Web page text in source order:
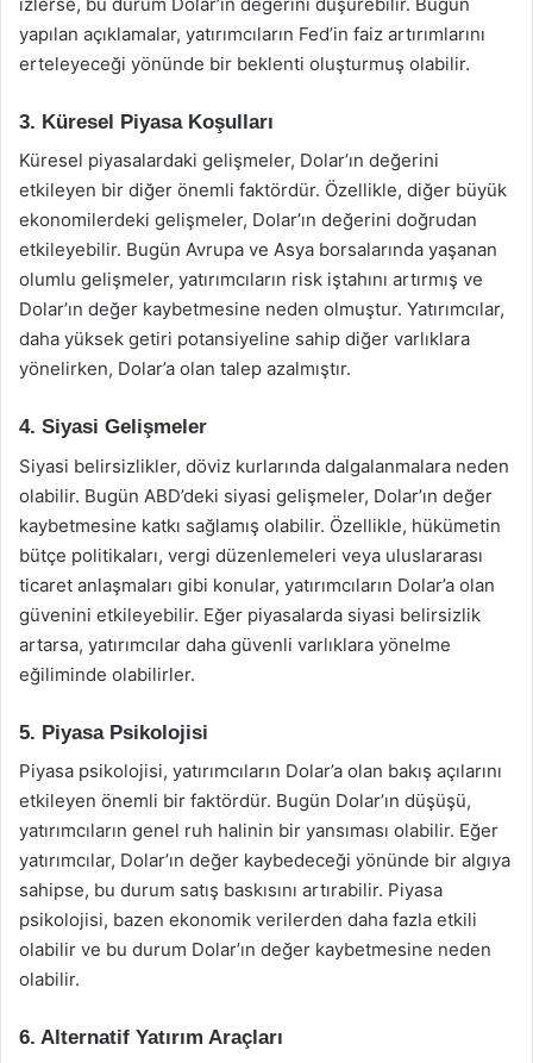
yapılan açıklamalar, yatırımcıların Fed’in faiz artırımlarını
erteleyeceği yönünde bir beklenti oluşturmuş olabilir.
3. Küresel Piyasa Koşulları
Küresel piyasalardaki gelişmeler, Dolar’ın değerini
etkileyen bir diğer önemli faktördür. Özellikle, diğer büyük
ekonomilerdeki gelişmeler, Dolar’ın değerini doğrudan
etkileyebilir. Bugün Avrupa ve Asya borsalarında yaşanan
olumlu gelişmeler, yatırımcıların risk iştahını artırmış ve
Dolar’ın değer kaybetmesine neden olmuştur. Yatırımcılar,
daha yüksek getiri potansiyeline sahip diğer varlıklara
yönelirken, Dolar’a olan talep azalmıştır.
4. Siyasi Gelişmeler
Siyasi belirsizlikler, döviz kurlarında dalgalanmalara neden
olabilir. Bugün ABD’deki siyasi gelişmeler, Dolar’ın değer
kaybetmesine katkı sağlamış olabilir. Özellikle, hükümetin
bütçe politikaları, vergi düzenlemeleri veya uluslararası
ticaret anlaşmaları gibi konular, yatırımcıların Dolar’a olan
güvenini etkileyebilir. Eğer piyasalarda siyasi belirsizlik
artarsa, yatırımcılar daha güvenli varlıklara yönelme
eğiliminde olabilirler.
5. Piyasa Psikolojisi
Piyasa psikolojisi, yatırımcıların Dolar’a olan bakış açılarını
etkileyen önemli bir faktördür. Bugün Dolar’ın düşüşü,
yatırımcıların genel ruh halinin bir yansıması olabilir. Eğer
yatırımcılar, Dolar’ın değer kaybedeceği yönünde bir algıya
sahipse, bu durum satış baskısını artırabilir. Piyasa
psikolojisi, bazen ekonomik verilerden daha fazla etkili
olabilir ve bu durum Dolar’ın değer kaybetmesine neden
olabilir.
6. Alternatif Yatırım Araçları